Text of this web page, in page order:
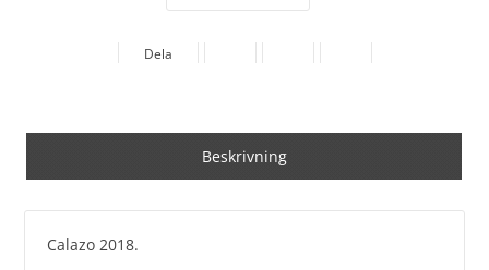
Dela
Beskrivning
Calazo 2018.